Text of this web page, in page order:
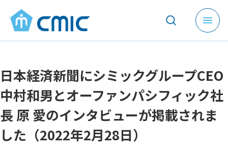
メ
ニ
を
開
く
日本経済新聞にシミックグループCEO
中村和男とオーファンパシフィック社
長 原 愛のインタビューが掲載されま
した（2022年2月28日）